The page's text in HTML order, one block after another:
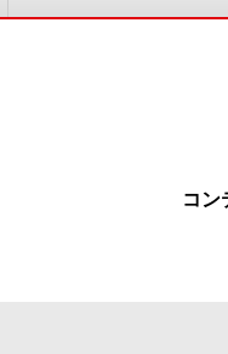
コン